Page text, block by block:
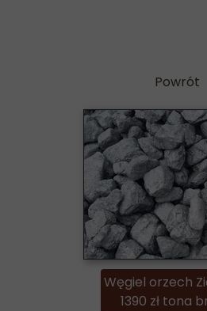
Powrót
Węgiel orzech
1390 zł tona